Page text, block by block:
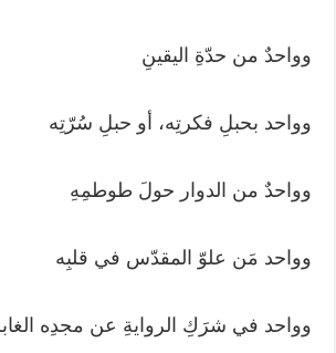
وواحدٌ من حدّةِ اليقينِ
وواحد بحبلِ فكرتِه، أو حبلِ سُرّتِه
وواحدٌ من الدوار حولَ طوطمِهِ
وواحد مَن علوّ المقدّس في قلبِه
وواحد في شرَكِ الروايةِ عن مجدِه